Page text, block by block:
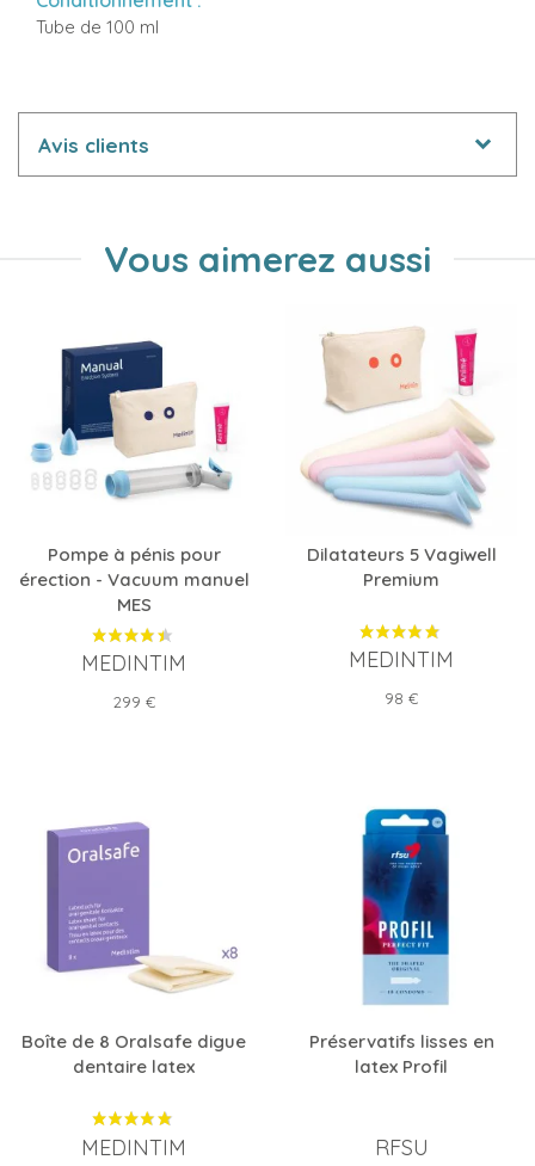
Tube de 100 ml
Avis clients
Vous aimerez aussi
Pompe à pénis pour
érection - Vacuum manuel
MES
MEDINTIM
Prix
299 €
Dilatateurs 5 Vagiwell
Premium
MEDINTIM
Prix
98 €
Boîte de 8 Oralsafe digue
dentaire latex
MEDINTIM
Préservatifs lisses en
latex Profil
RFSU